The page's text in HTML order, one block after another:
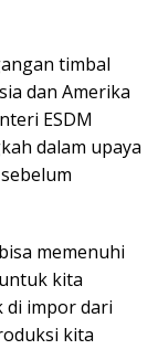
timbal
dan Amerika
ESDM
dalam upaya
memenuhi
kita
di impor dari
kita